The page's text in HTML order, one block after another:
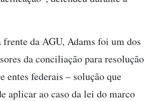
frente da AGU, Adams foi um dos
da conciliação para resolução
entes federais – solução que
aplicar ao caso da lei do marco